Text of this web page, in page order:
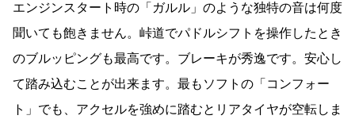
エンジンスタート時の「ガルル」のような独特の音は何度
聞いても飽きません。峠道でパドルシフトを操作したとき
のブルッピングも最高です。ブレーキが秀逸です。安心し
て踏み込むことが出来ます。最もソフトの「コンフォー
ト」でも、アクセルを強めに踏むとリアタイヤが空転しま